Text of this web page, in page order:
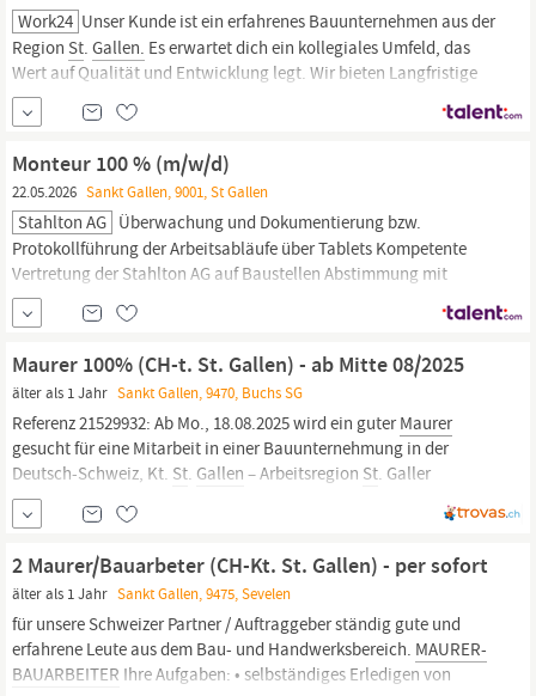
Work24 Unser Kunde ist ein erfahrenes Bauunternehmen aus der
Region St. Gallen. Es erwartet dich ein kollegiales Umfeld, das
Wert auf Qualität und Entwicklung legt. Wir bieten Langfristige
Anstellung Abwechslungsreiche Bauprojekte Attraktive Lohn- und
Sozialleistungen Weiterbildungsmöglichkeiten Aufgaben Als
EFZ oder EU-anerkannt bist du in
Monteur 100 % (m/w/d)
22.05.2026 Sankt Gallen, 9001, St Gallen
Stahlton AG Überwachung und Dokumentierung bzw.
Protokollführung der Arbeitsabläufe über Tablets Kompetente
Vertretung der Stahlton AG auf Baustellen Abstimmung mit
Projektleitung und Kunden vor Ort Sicherstellen von Ordnung und
Sauberkeit am Einsatzort Dein Profil Abgeschlossene
Metallbauer/in
oder vergleichbar)
Maurer 100% (CH-t. St. Gallen) - ab Mitte 08/2025
älter als 1 Jahr Sankt Gallen, 9470, Buchs SG
Referenz 21529932: Ab Mo., 18.08.2025 wird ein guterMaurer
gesucht für eine Mitarbeit in einer Bauunternehmung in der
Deutsch-Schweiz, Kt. St. Gallen – Arbeitsregion St. Galler
Rheintal/Nähe Buchs. Eine Arbeitsaufnahme wäre ab der KW 34
möglich - je nach direkter Vereinbarung mit Schweizer
2 Maurer/Bauarbeter (CH-Kt. St. Gallen) - per sofort
älter als 1 Jahr Sankt Gallen, 9475, Sevelen
für unsere Schweizer Partner / Auftraggeber ständig gute und
erfahrene Leute aus dem Bau- und Handwerksbereich. MAURER-
BAUARBEITER Ihre Aufgaben: • selbständiges Erledigen von